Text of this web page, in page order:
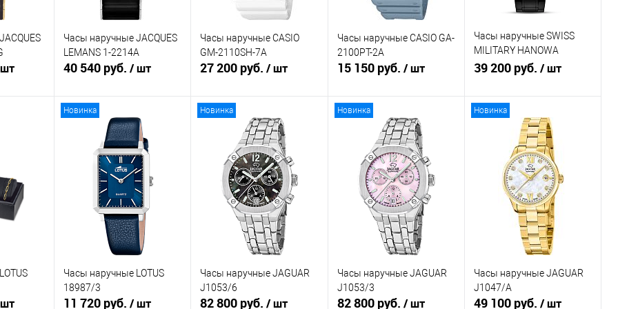
В
Часы наручные JACQUES
LEMANS 1-2214A
40 540 руб./ шт
В корзину
Купить в 1
сравнению
В избранное
наличии
Часы наручные CASIO
GM-2110SH-7A
27 200 руб./ шт
В корзину
Купить в 1
К
сравнению
В избранное
В
наличии
Часы наручные CASIO GA-
2100PT-2A
15 150 руб. / шт
В корзину
Купить в 1
К
сравнению
В избранное
В
наличии
Часы наручные SWISS
MILITARY HANOWA
SMWGH0004130
39 200 руб. / шт
Зарезервировать
Купить в 1
К
сравнению
В избранное
Недоступно
Новинка
Часы наручные LOTUS
18987/3
11 720 руб./ шт
Новинка
Часы наручные JAGUAR
J1053/6
82 800 руб./ шт
Новинка
Часы наручные JAGUAR
J1053/3
82 800 руб. / шт
Новинка
Часы наручные JAGUAR
J1047/A
49 100 руб. / шт